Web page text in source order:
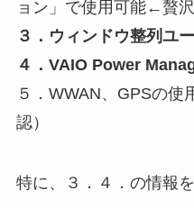
ョン」で使用可能←贅沢
３．ウィンドウ整列ユ
４．VAIO Power
５．WWAN、GPSの使
認）
特に、３．４．の情報